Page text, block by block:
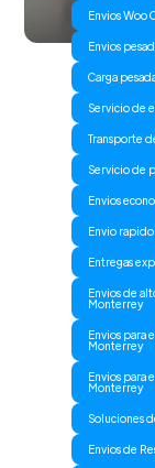
Envios Woo
Envios
Carga
Servicio de
Transporte
Servicio de
Envios
Envio
Entregas
Envios de
Monterrey
Envios para
Monterrey
Envios para
Monterrey
Soluciones
Envios de